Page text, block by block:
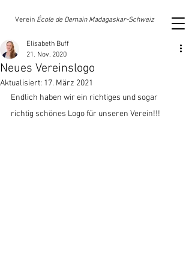
VereinÉcole de Demain Madagaskar-Schweiz
Neues Vereinslogo
Elisabeth Buff
21. Nov. 2020
Aktualisiert: 17. März 2021
Endlich haben wir ein richtiges und sogar
richtig schönes Logo für unseren Verein!!!